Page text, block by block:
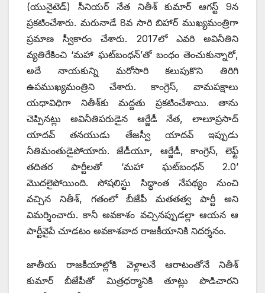
(‌యునైటెడ్‌) ‌సీనియర్‌ ‌నేత నితీశ్‌ ‌కుమార్‌ ఆగస్ట్ 9‌న
ప్రకటించేశారు. మరునాడే 8వ సారి బిహార్‌ ‌ముఖ్యమంత్రిగా
ప్రమాణ స్వీకారం చేశారు. 2017లో ఎవరి అవినీతిని
వ్యతిరేకించి ‘మహా ఘట్‌బంధన్‌’‌తో బంధం తెంచుకున్నారో,
అదే నాయకున్ని మరోసారి కలుపుకొని తిరిగి
ఉపముఖ్యమంత్రిని చేశారు. కాంగ్రెస్‌, ‌వామపక్షాలు
యధావిధిగా నితీశ్‌కు మద్దతు ప్రకటించేశాయి. తాను
చెప్పినట్లు అవినీతిపరుడైన ఆర్జేడీ నేత, లాలూప్రసాద్‌
‌యాదవ్‌ ‌తనయుడు తేజస్వీ యాదవ్‌ ఇప్పుడు
నీతిమంతుడైపోయారు. జేడీయూ, ఆర్జేడీ, కాంగ్రెస్‌, ‌లెఫ్ట్
‌తదితర పార్టీలతో ‘మహా ఘట్‌బంధన్‌ 2.0’
‌మొదలైపోయింది. సోషలిస్టు సిద్ధాంత నేపథ్యం నుంచి
వచ్చిన నితీశ్‌, ‌గతంలో బీజేపీ మతతత్వ పార్టీ అని
విమర్శించారు. కానీ అవకాశం వచ్చినప్పుడల్లా ఆయన ఆ
పార్టీవైపే చూడటం అవకాశవాద రాజకీయానికి నిదర్శనం.
జాతీయ రాజకీయాల్లోకి వెళ్లాలనే ఆరాటంతోనే నితీశ్‌
‌కుమార్‌ ‌బీజేపీతో మిత్రధర్మానికి తూట్లు పొడిచారని